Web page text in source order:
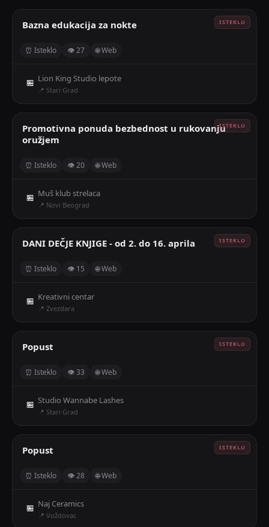
Bazna edukacija za nokte 🤍
⏰ Isteklo 👁 27 🌐 Web
🏪 Lion King Studio lepote
📍 Stari Grad
Promotivna ponuda bezbednost u rukovanju
oružjem
🤍
⏰ Isteklo 👁 20 🌐 Web
🏪 Muš klub strelaca
📍 Novi Beograd
DANI DEČJE KNJIGE - od 2. do 16. aprila 🤍
⏰ Isteklo 👁 15 🌐 Web
🏪 Kreativni centar
📍 Zvezdara
Popust 🤍
⏰ Isteklo 👁 33 🌐 Web
🏪 Studio Wannabe Lashes
📍 Stari Grad
Popust 🤍
⏰ Isteklo 👁 28 🌐 Web
🏪 Naj Ceramics
📍 Voždovac